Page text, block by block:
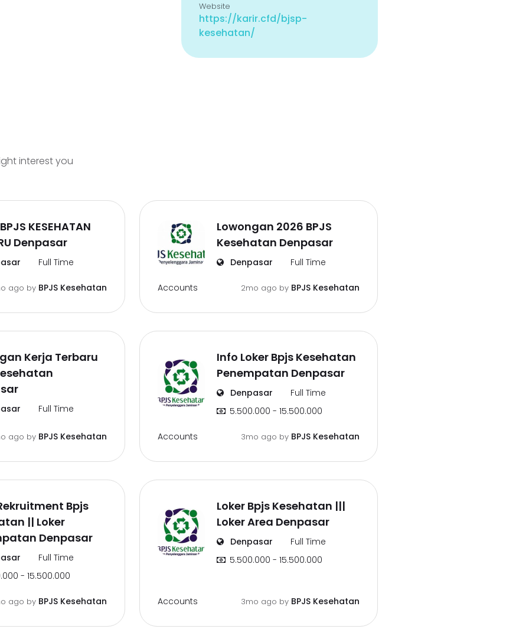
Website
https://karir.cfd/bjsp-
kesehatan/
interest you
KESEHATAN
Denpasar
Full Time
ago by BPJS Kesehatan
Lowongan 2026 BPJS
Kesehatan Denpasar
Denpasar Full Time
Accounts 2mo ago by BPJS Kesehatan
Kerja Terbaru
Full Time
ago by BPJS Kesehatan
Info Loker Bpjs Kesehatan
Penempatan Denpasar
Denpasar
Full Time
5.500.000 - 15.500.000
Accounts 3mo ago by BPJS Kesehatan
Bpjs
|| Loker
Denpasar
Full Time
- 15.500.000
ago by BPJS Kesehatan
Loker Bpjs Kesehatan |||
Loker Area Denpasar
Denpasar
Full Time
5.500.000 - 15.500.000
Accounts 3mo ago by BPJS Kesehatan